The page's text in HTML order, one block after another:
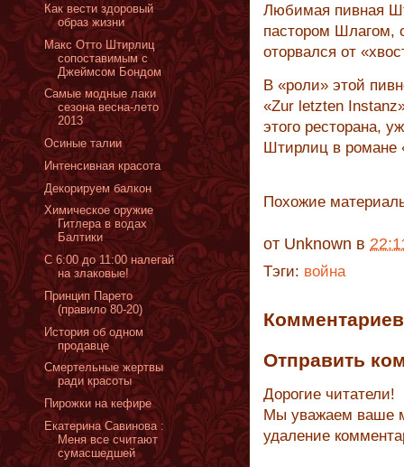
Любимая пивная
пастором Шлагом,
оторвался от
В «роли» этой
«Zur letzten
этого ресторана,
Штирлиц в романе
Похожие
от Unknown в
Тэги: война
Отправить
Дорогие читатели!
Мы уважаем ваше
удаление
Как вести здоровый
образ жизни
Макс Отто Штирлиц
сопоставимым с
Джеймсом Бондом
Самые модные лаки
сезона весна-лето
2013
Oсиные талии
Интенсивная красота
Декорируем балкон
Химическое оружие
Гитлера в водах
Балтики
С 6:00 до 11:00 налегай
на злаковые!
Принцип Парето
(правило 80-20)
История об одном
продавце
Смертельные жертвы
ради красоты
Пирожки на кефире
Екатерина Савинова :
Меня все считают
сумасшедшей